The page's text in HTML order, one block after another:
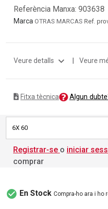
Referència Manxa: 903638
Marca OTRAS MARCAS Ref.
Veure detalls expand_more | Veure
Fitxa tècnica Algun
6X 60
Registrar-se o iniciar
comprar
check_circle En Stock Compra-ho ara i ho